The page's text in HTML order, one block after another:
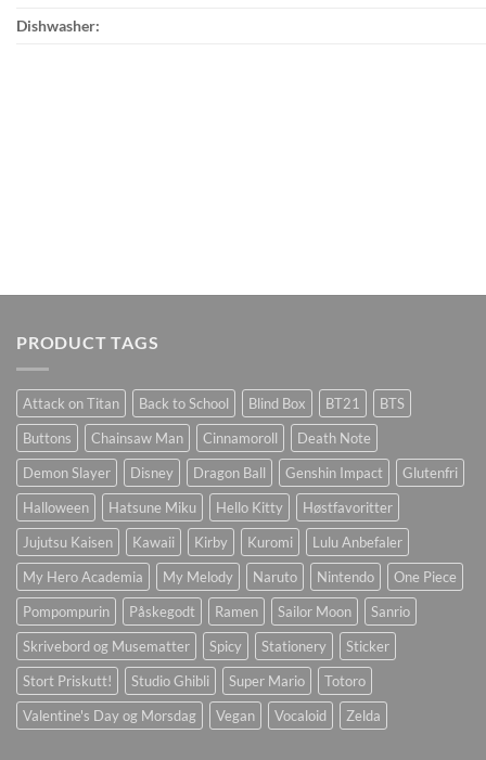
Dishwasher:
PRODUCT TAGS
Attack on Titan Back to School Blind Box BT21
BTS
Buttons
Chainsaw Man Cinnamoroll
Death Note
Demon Slayer
Disney Dragon Ball Genshin Impact
Glutenfri
Halloween
Hatsune Miku Hello Kitty
Høstfavoritter
Jujutsu Kaisen
Kawaii Kirby Kuromi
Lulu Anbefaler
My Hero Academia
My Melody Naruto Nintendo
One Piece
Pompompurin
Påskegodt Ramen Sailor Moon
Sanrio
Skrivebord og Musematter
Spicy Stationery
Sticker
Stort Priskutt!
Studio Ghibli Super Mario
Totoro
Valentine's Day og Morsdag
Vegan Vocaloid Zelda